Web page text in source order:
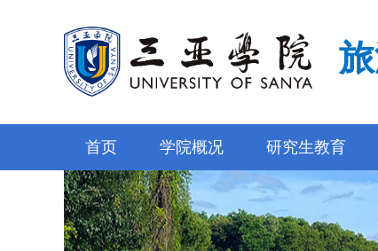
首页 学院概况 研究生教育